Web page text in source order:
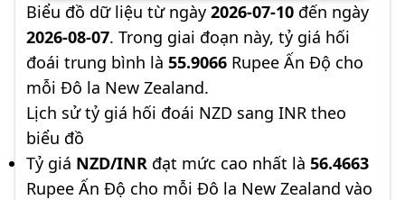
Biểu đồ dữ liệu từ ngày 2026-07-10 đến ngày
2026-08-07. Trong giai đoạn này, tỷ giá hối
đoái trung bình là 55.9066 Rupee Ấn Độ cho
mỗi Đô la New Zealand.
Lịch sử tỷ giá hối đoái NZD sang INR theo
biểu đồ
Tỷ giá NZD/INR đạt mức cao nhất là 56.4663
Rupee Ấn Độ cho mỗi Đô la New Zealand vào